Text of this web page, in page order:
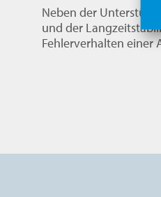
Neben der
und der
Fehlerverhalten einer